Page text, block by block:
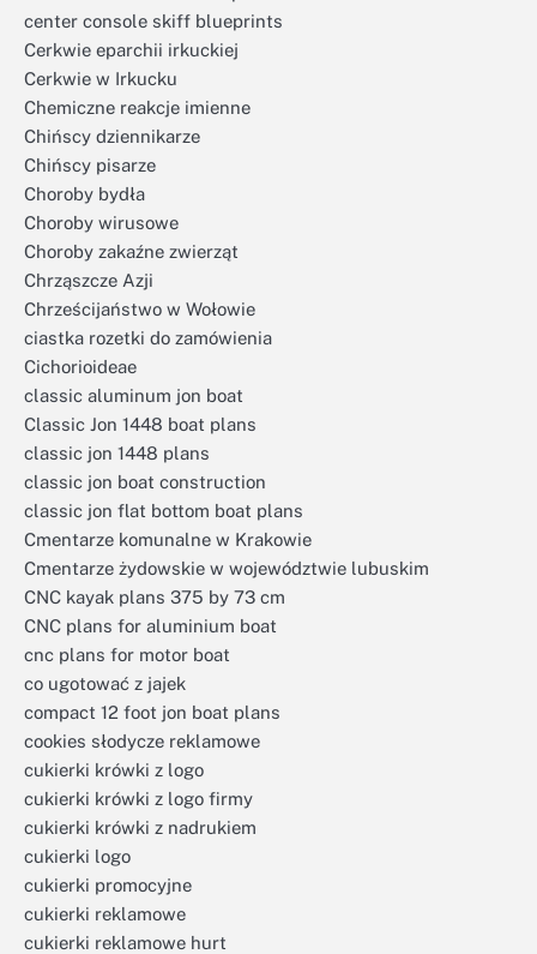
center console skiff blueprints
Cerkwie eparchii irkuckiej
Cerkwie w Irkucku
Chemiczne reakcje imienne
Chińscy dziennikarze
Chińscy pisarze
Choroby bydła
Choroby wirusowe
Choroby zakaźne zwierząt
Chrząszcze Azji
Chrześcijaństwo w Wołowie
ciastka rozetki do zamówienia
Cichorioideae
classic aluminum jon boat
Classic Jon 1448 boat plans
classic jon 1448 plans
classic jon boat construction
classic jon flat bottom boat plans
Cmentarze komunalne w Krakowie
Cmentarze żydowskie w województwie lubuskim
CNC kayak plans 375 by 73 cm
CNC plans for aluminium boat
cnc plans for motor boat
co ugotować z jajek
compact 12 foot jon boat plans
cookies słodycze reklamowe
cukierki krówki z logo
cukierki krówki z logo firmy
cukierki krówki z nadrukiem
cukierki logo
cukierki promocyjne
cukierki reklamowe
cukierki reklamowe hurt